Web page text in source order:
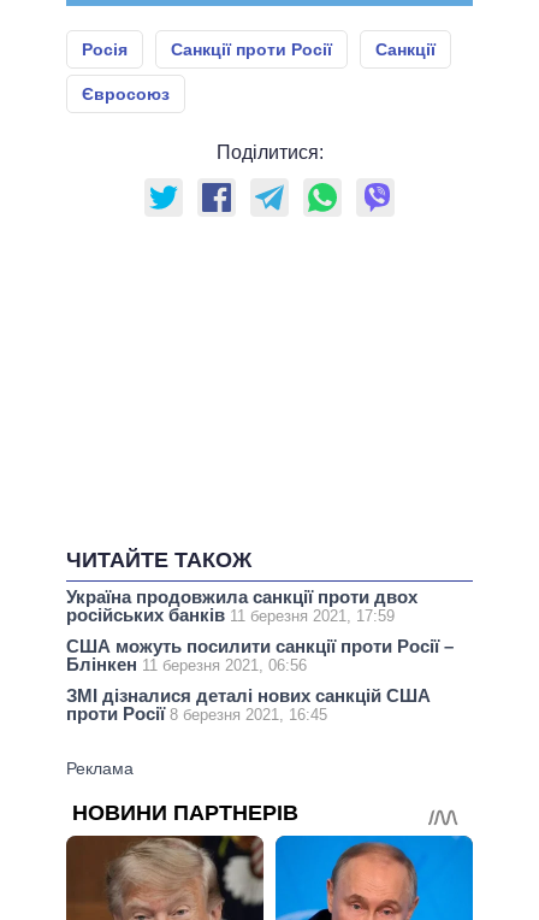
Росія Санкції проти Росії Санкції
Євросоюз
Поділитися:
ЧИТАЙТЕ ТАКОЖ
Україна продовжила санкції проти двох
російських банків 11 березня 2021, 17:59
США можуть посилити санкції проти Росії –
Блінкен 11 березня 2021, 06:56
ЗМІ дізналися деталі нових санкцій США
проти Росії 8 березня 2021, 16:45